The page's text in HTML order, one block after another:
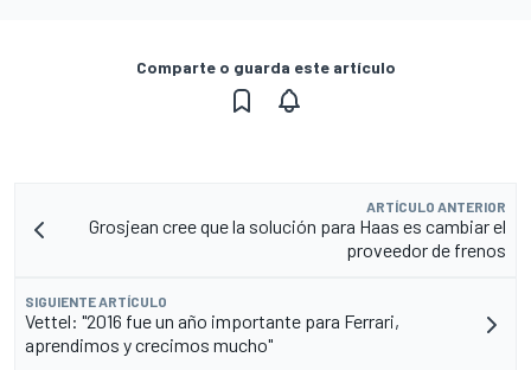
Comparte o guarda este artículo
ARTÍCULO ANTERIOR
Grosjean cree que la solución para Haas es cambiar el
proveedor de frenos
SIGUIENTE ARTÍCULO
Vettel: "2016 fue un año importante para Ferrari,
aprendimos y crecimos mucho"